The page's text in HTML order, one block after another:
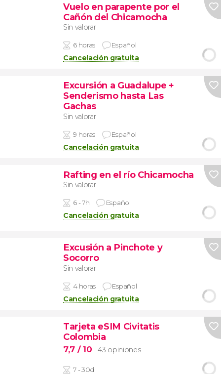
Vuelo en parapente por el
Cañón del Chicamocha
Sin valorar
6 horas Español
Cancelación gratuita
Excursión a Guadalupe +
Senderismo hasta Las
Gachas
Sin valorar
9 horas Español
Cancelación gratuita
Rafting en el río Chicamocha
Sin valorar
6 - 7h Español
Cancelación gratuita
Excusión a Pinchote y
Socorro
Sin valorar
4 horas Español
Cancelación gratuita
Tarjeta eSIM Civitatis
Colombia
7,7 / 10 43 opiniones
7 - 30d